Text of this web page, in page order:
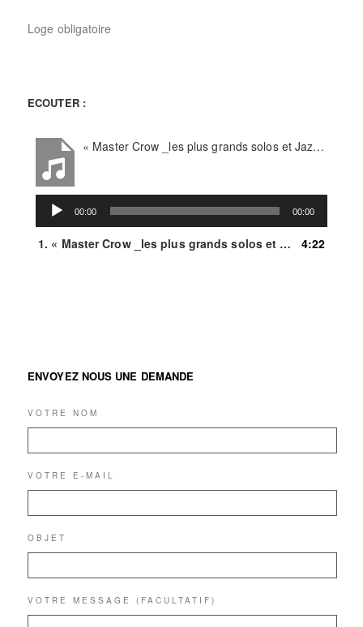
Loge obligatoire
ECOUTER :
« Master Crow _les plus grands solos et Jazz__1 »
Lecteur
audio
00:00 00:00
1. « Master Crow _les plus grands solos et Jazz__1 » 4:22
ENVOYEZ NOUS UNE DEMANDE
VOTRE NOM
VOTRE E-MAIL
OBJET
VOTRE MESSAGE (FACULTATIF)